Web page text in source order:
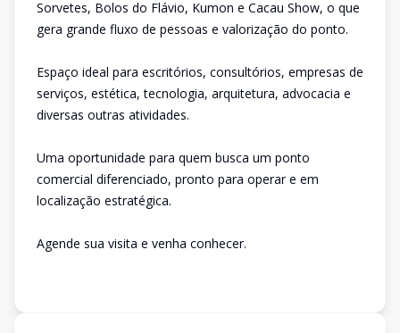
Sorvetes, Bolos do Flávio, Kumon e Cacau Show, o que
gera grande fluxo de pessoas e valorização do ponto.
Espaço ideal para escritórios, consultórios, empresas de
serviços, estética, tecnologia, arquitetura, advocacia e
diversas outras atividades.
Uma oportunidade para quem busca um ponto
comercial diferenciado, pronto para operar e em
localização estratégica.
Agende sua visita e venha conhecer.